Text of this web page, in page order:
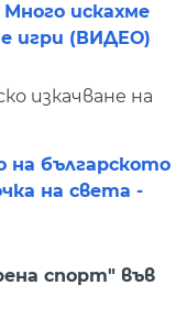
искахме
игри (ВИДЕО)
изкачване на
на българското
на света -
спорт" във